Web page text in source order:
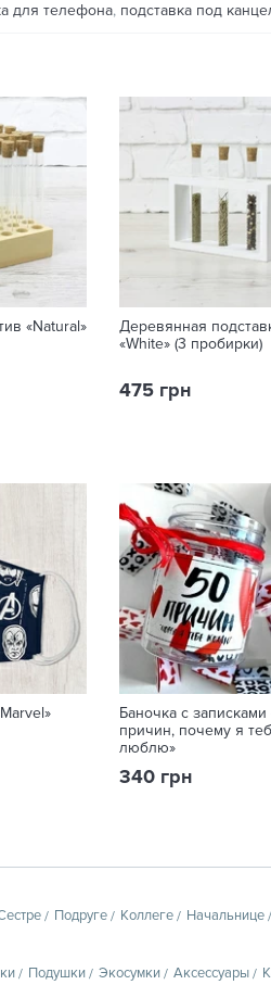
для телефона, подставка под
«Natural»
Деревянная
«White» (3 пробирки)
475 грн
Баночка с записками
причин, почему я
люблю»
340 грн
Подруге Коллеге Начальнице
Подушки Экосумки Аксессуары